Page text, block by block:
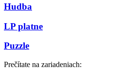
Hudba
LP platne
Puzzle
Prečítate na zariadeniach: